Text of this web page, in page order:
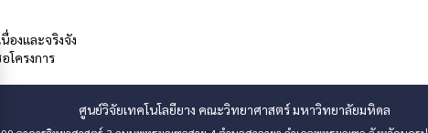
องและจริงจัง
โครงการ
ศูนย์วิจัยเทคโนโลยียาง คณะวิทยาศาสตร์ มหาวิทยาลัยมหิดล